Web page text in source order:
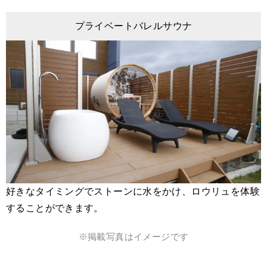
プライベートバレルサウナ
好きなタイミングでストーンに水をかけ、ロウリュを体験
することができます。
※掲載写真はイメージです